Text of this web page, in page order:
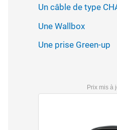
Un câble de type
Une Wallbox
Une prise Green-up